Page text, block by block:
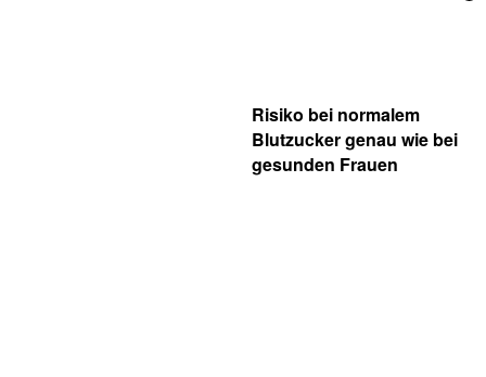
Risiko bei normalem
Blutzucker genau wie bei
gesunden Frauen